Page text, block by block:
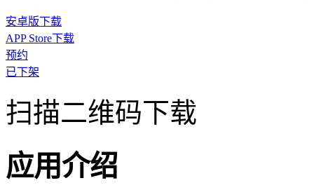
安卓版下载
APP Store下载
预约
已下架
扫描二维码下载
应用介绍